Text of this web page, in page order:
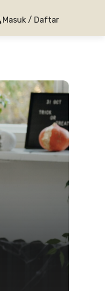
Masuk / Daftar